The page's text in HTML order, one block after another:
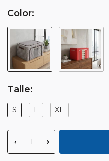
Color:
Talle:
S L XL